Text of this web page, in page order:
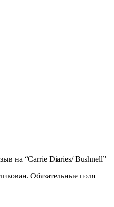
на “Carrie Diaries/ Bushnell”
Обязательные поля